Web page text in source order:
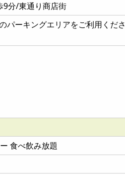
9分/東通り商店街
パーキングエリアをご利用くださ
食べ飲み放題